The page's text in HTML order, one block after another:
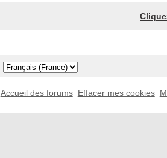
Accueil des forums Effacer mes cookies